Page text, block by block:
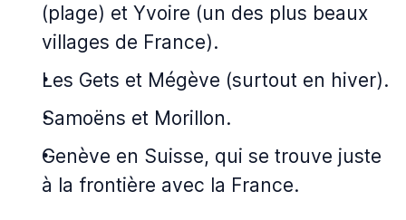
(plage) et Yvoire (un des plus beaux
villages de France).
Les Gets et Mégève (surtout en hiver).
Samoëns et Morillon.
Genève en Suisse, qui se trouve juste
à la frontière avec la France.